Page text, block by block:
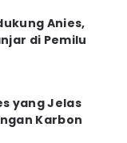
Anies,
di Pemilu
yang Jelas
Karbon